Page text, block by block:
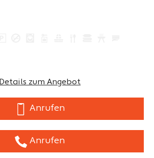
Details zum Angebot
Anrufen
Anrufen